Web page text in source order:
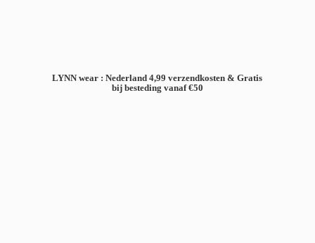
LYNN wear : Nederland 4,99 verzendkosten & Gratis
bij besteding vanaf €50